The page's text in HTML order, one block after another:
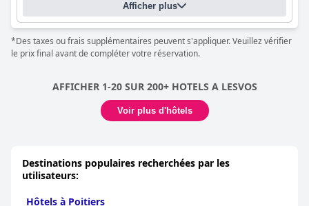
Afficher plus
*Des taxes ou frais supplémentaires peuvent s'appliquer. Veuillez vérifier
le prix final avant de compléter votre réservation.
AFFICHER 1-20 SUR 200+ HOTELS A LESVOS
Voir plus d'hôtels
Destinations populaires recherchées par les
utilisateurs:
Hôtels à Poitiers